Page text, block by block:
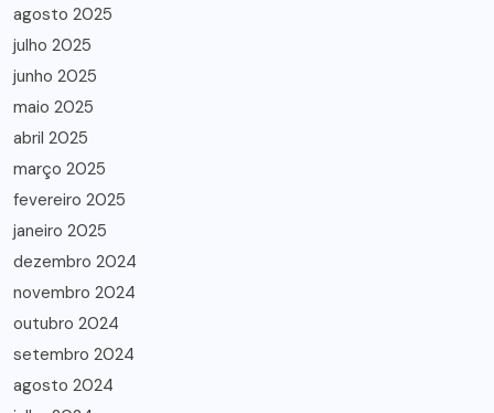
agosto 2025
julho 2025
junho 2025
maio 2025
abril 2025
março 2025
fevereiro 2025
janeiro 2025
dezembro 2024
novembro 2024
outubro 2024
setembro 2024
agosto 2024